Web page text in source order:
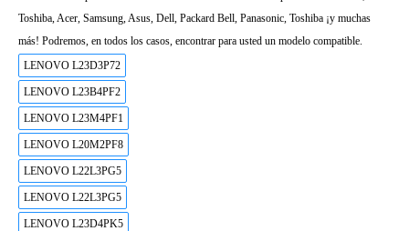
Toshiba, Acer, Samsung, Asus, Dell, Packard Bell, Panasonic, Toshiba ¡y muchas
más! Podremos, en todos los casos, encontrar para usted un modelo compatible.
LENOVO L23D3P72
LENOVO L23B4PF2
LENOVO L23M4PF1
LENOVO L20M2PF8
LENOVO L22L3PG5
LENOVO L22L3PG5
LENOVO L23D4PK5